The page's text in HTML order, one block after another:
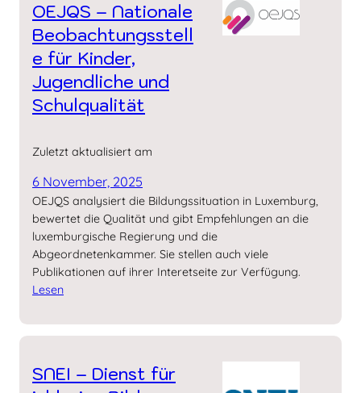
OEJQS – Nationale
Beobachtungsstell
e für Kinder,
Jugendliche und
Schulqualität
Zuletzt aktualisiert am
6 November, 2025
OEJQS analysiert die Bildungssituation in Luxemburg,
bewertet die Qualität und gibt Empfehlungen an die
luxemburgische Regierung und die
Abgeordnetenkammer. Sie stellen auch viele
Publikationen auf ihrer Interetseite zur Verfügung.
Lesen
SNEI – Dienst für